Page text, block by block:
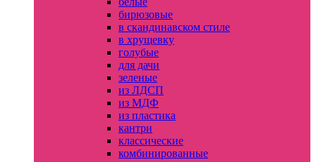
бирюзовые
в скандинавском стиле
в хрущевку
голубые
для дачи
зеленые
из ЛДСП
из МДФ
из пластика
кантри
классические
комбинированные